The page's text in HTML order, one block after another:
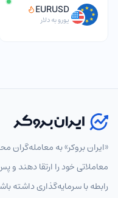
EURUSD
یورو به دلار
انتخاب نماد
«ایران بروکر» به معامله‌گران
معاملاتی خود را ارتقا دهند
رابطه با سرمایه‌گذاری داشته